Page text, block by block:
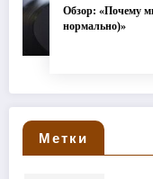
Обзор: «Почему
нормально)»
Метки